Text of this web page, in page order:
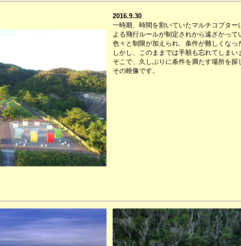
2016.9.30
一時期、時間を割いていたマルチコプタ
よる飛行ルールが制定されから遠ざかって
色々と制限が加えられ、条件が難しくなっ
しかし、このままでは手順も忘れてしまい
そこで、久しぶりに条件を満たす場所を探
その映像です。